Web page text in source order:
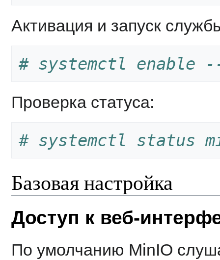
Активация и запуск
# systemctl enable
Проверка статуса:
# systemctl status
Базовая настройка
Доступ к веб-
По умолчанию MinIO